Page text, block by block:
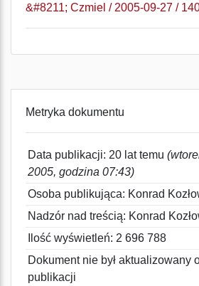
&#8211; Czmiel / 2005-09-27 /
Metryka dokumentu
Data publikacji: 20 lat temu
2005, godzina 07:43)
Osoba publikująca: Konrad
Nadzór nad treścią: Konrad
Ilość wyświetleń: 2 696 788
Dokument nie był aktualizowany
publikacji